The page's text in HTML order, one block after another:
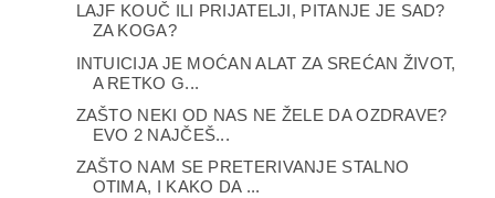
LAJF KOUČ ILI PRIJATELJI, PITANJE JE SAD?
ZA KOGA?
INTUICIJA JE MOĆAN ALAT ZA SREĆAN ŽIVOT,
A RETKO G...
ZAŠTO NEKI OD NAS NE ŽELE DA OZDRAVE?
EVO 2 NAJČEŠ...
ZAŠTO NAM SE PRETERIVANJE STALNO
OTIMA, I KAKO DA ...